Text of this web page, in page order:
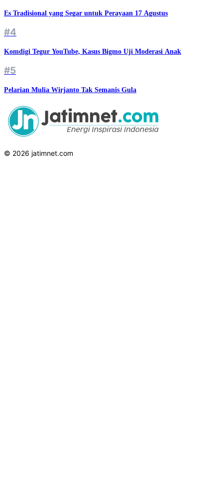
Es Tradisional yang Segar untuk Perayaan 17 Agustus
#4
Komdigi Tegur YouTube, Kasus Bigmo Uji Moderasi Anak
#5
Pelarian Mulia Wirjanto Tak Semanis Gula
© 2026 jatimnet.com